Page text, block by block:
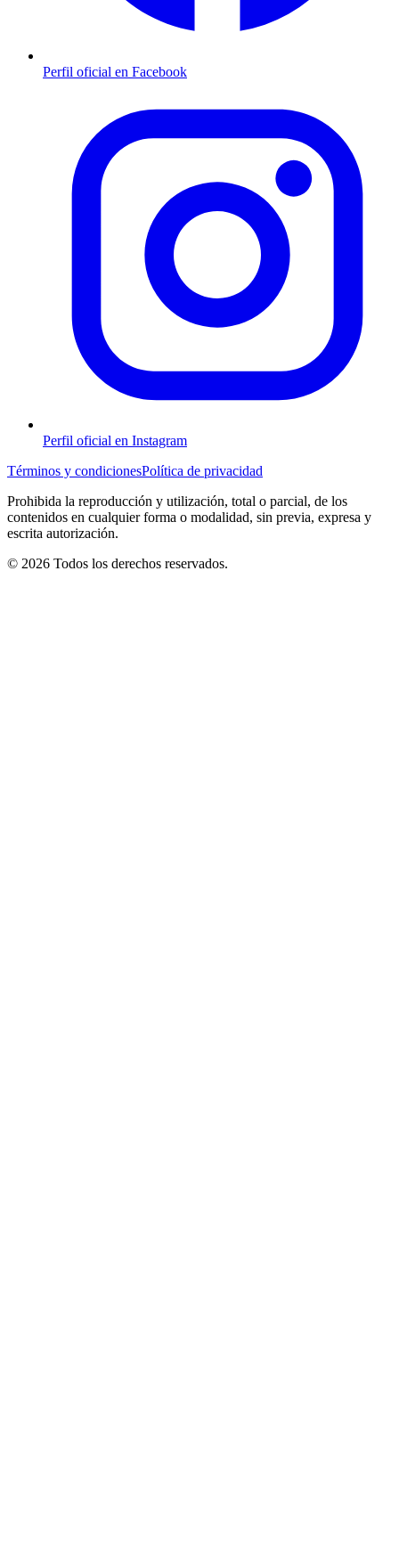
Perfil oficial en Facebook
Perfil oficial en Instagram
Términos y condicionesPolítica de privacidad
Prohibida la reproducción y utilización, total o parcial, de los
contenidos en cualquier forma o modalidad, sin previa, expresa y
escrita autorización.
© 2026 Todos los derechos reservados.